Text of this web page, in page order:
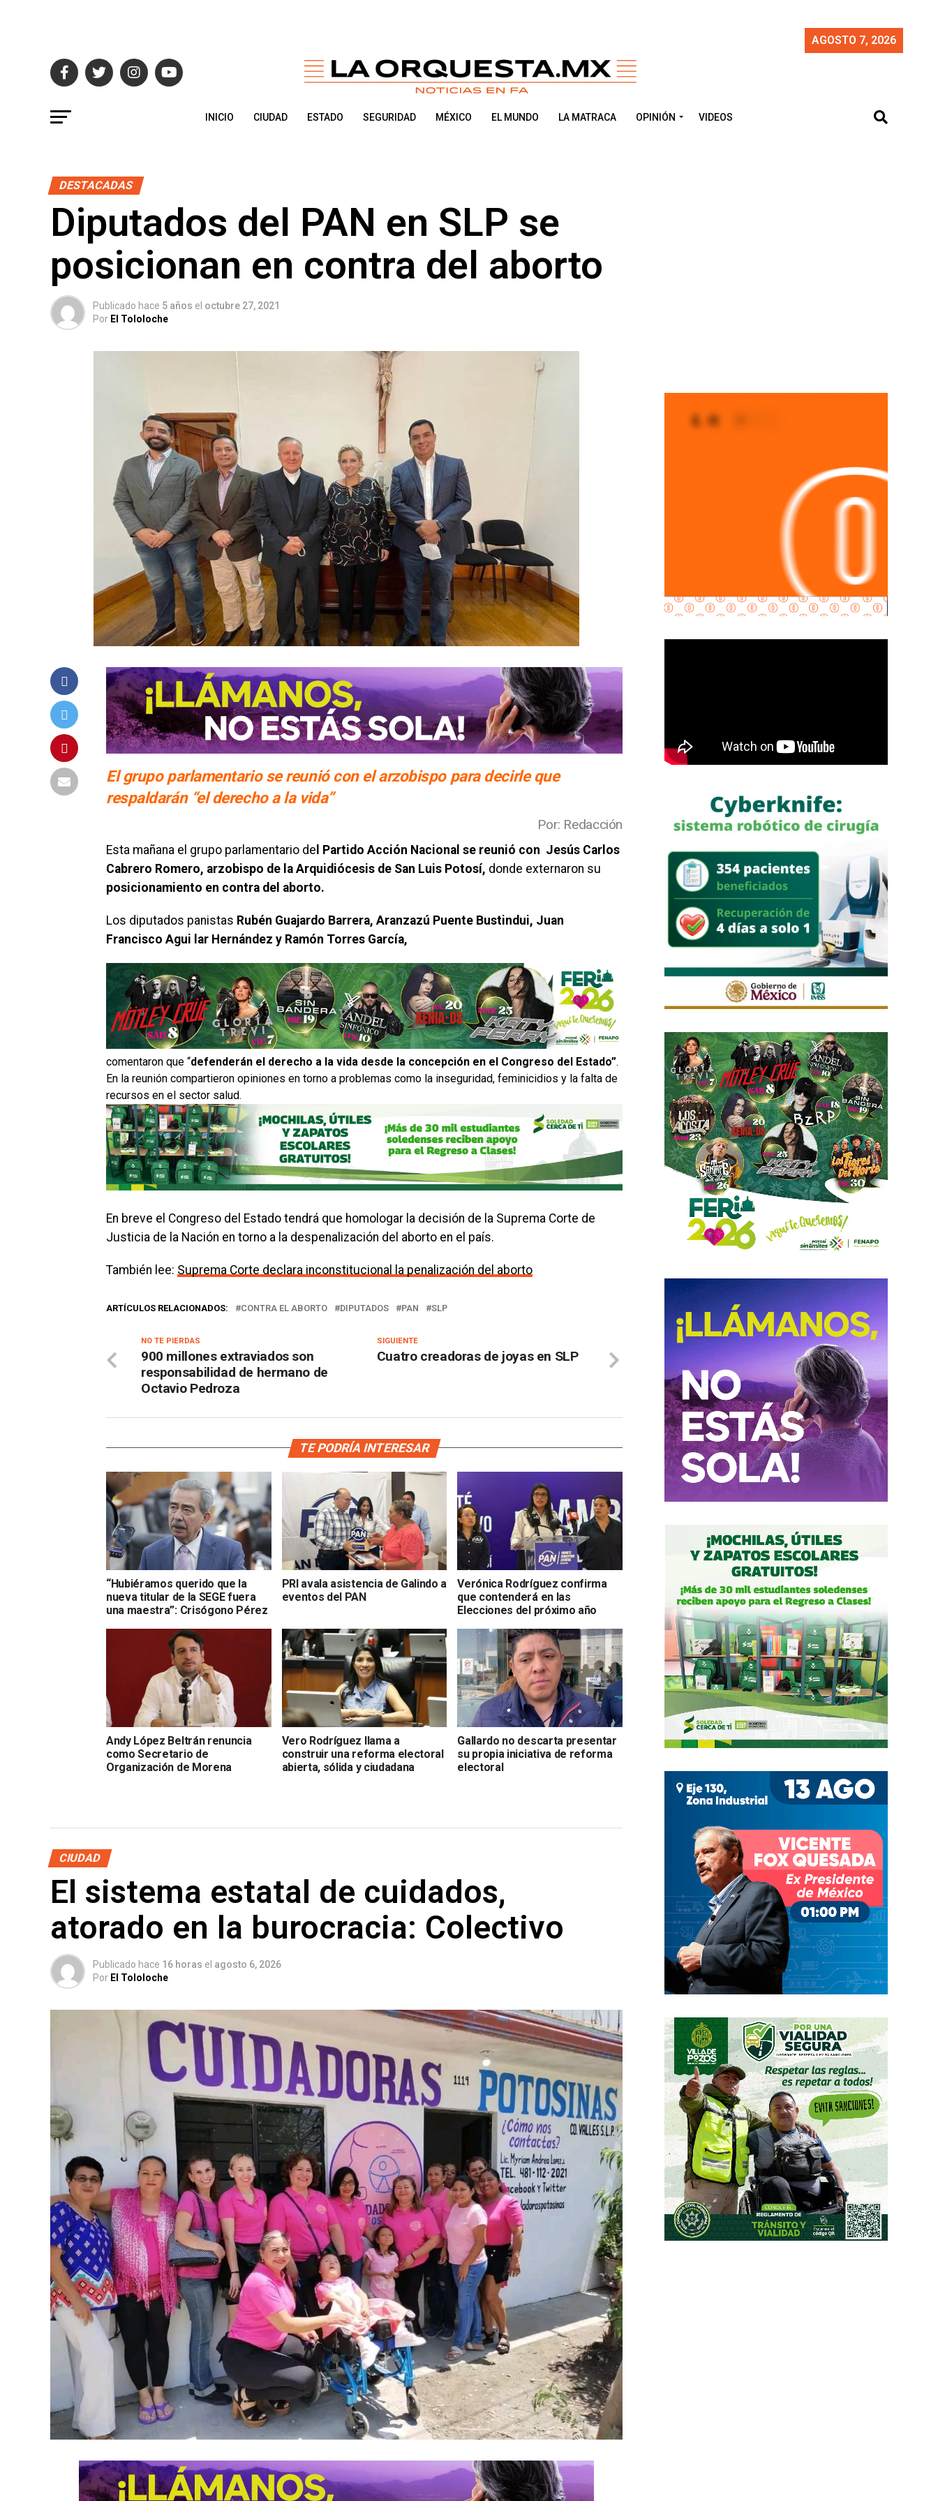
AGOSTO 7, 2026
INICIO CIUDAD ESTADO SEGURIDAD MÉXICO EL MUNDO LA MATRACA OPINIÓN VIDEOS
DESTACADAS
Diputados del PAN en SLP se
posicionan en contra del aborto
Publicado hace 5 años el octubre 27, 2021
Por El Tololoche
El grupo parlamentario se reunió con el arzobispo para decirle que
respaldarán “el derecho a la vida”
Por: Redacción
Esta mañana el grupo parlamentario de l Partido Acción Nacional se reunió con Jesús Carlos
Cabrero Romero, arzobispo de la Arquidiócesis de San Luis Potosí, donde externaron su
posicionamiento en contra del aborto.
Los diputados panistas Rubén Guajardo Barrera, Aranzazú Puente Bustindui, Juan
Francisco Agui lar Hernández y Ramón Torres García,
comentaron que “defenderán el derecho a la vida desde la concepción en el Congreso del Estado”.
En la reunión compartieron opiniones en torno a problemas como la inseguridad, feminicidios y la falta de
recursos en el sector salud.
En breve el Congreso del Estado tendrá que homologar la decisión de la Suprema Corte de
Justicia de la Nación en torno a la despenalización del aborto en el país.
También lee: Suprema Corte declara inconstitucional la penalización del aborto
ARTÍCULOS RELACIONADOS: CONTRA EL ABORTO DIPUTADOS PAN SLP
SIGUIENTE
Cuatro creadoras de joyas en SLP
NO TE PIERDAS
900 millones extraviados son
responsabilidad de hermano de
Octavio Pedroza
TE PODRÍA INTERESAR
“Hubiéramos querido que la
nueva titular de la SEGE fuera
una maestra”: Crisógono Pérez
PRI avala asistencia de Galindo a
eventos del PAN
Verónica Rodríguez confirma
que contenderá en las
Elecciones del próximo año
Andy López Beltrán renuncia
como Secretario de
Organización de Morena
Vero Rodríguez llama a
construir una reforma electoral
abierta, sólida y ciudadana
Gallardo no descarta presentar
su propia iniciativa de reforma
electoral
CIUDAD
El sistema estatal de cuidados,
atorado en la burocracia: Colectivo
Publicado hace 16 horas el agosto 6, 2026
Por El Tololoche